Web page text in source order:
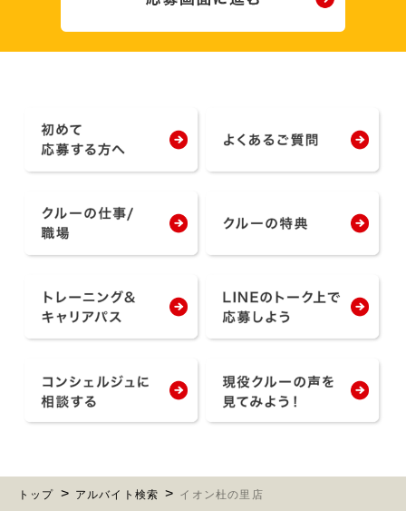
トップ アルバイト検索 イオン杜の里店